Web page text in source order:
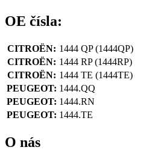
OE čísla:
CITROËN: 1444 QP(1444QP)
CITROËN: 1444 RP(1444RP)
CITROËN: 1444 TE (1444TE)
PEUGEOT: 1444.QQ
PEUGEOT: 1444.RN
PEUGEOT: 1444.TE
O nás